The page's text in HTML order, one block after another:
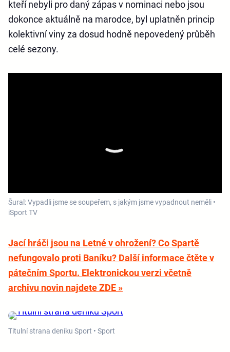
kteří nebyli pro daný zápas v nominaci nebo jsou
dokonce aktuálně na marodce, byl uplatněn princip
kolektivní viny za dosud hodně nepovedený průběh
celé sezony.
Šural: Vypadli jsme se soupeřem, s jakým jsme vypadnout neměli •
iSport TV
Jací hráči jsou na Letné v ohrožení? Co Spartě
nefungovalo proti Baníku? Další informace čtěte v
pátečním Sportu. Elektronickou verzi včetně
archivu novin najdete ZDE »
Titulní strana deníku Sport • Sport